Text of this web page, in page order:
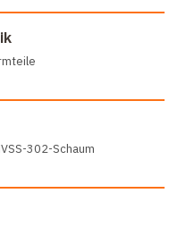
302-Schaum